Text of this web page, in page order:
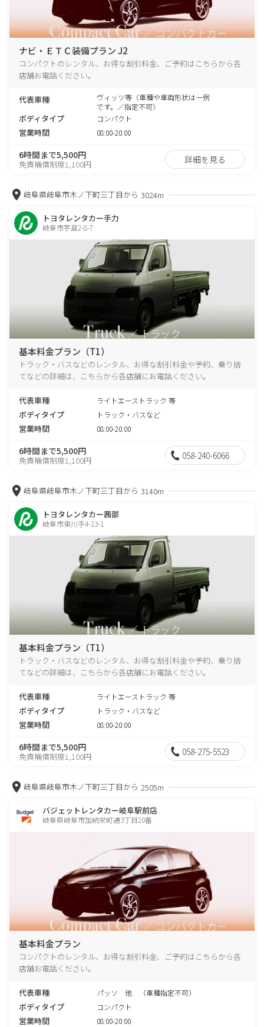
ナビ・ＥＴＣ装備プラン J2
コンパクトのレンタル、お得な割引料金、ご予約はこちらから各
店舗お電話ください。
代表車種
ヴィッツ等（車種や車両形状は一例
です。／指定不可）
ボディタイプ コンパクト
営業時間 08:00-20:00
6時間まで5,500円
免責補償制度1,100円 詳細を見る
岐阜県岐阜市木ノ下町三丁目から 3024m
トヨタレンタカー手力
岐阜市芋島2-8-7
基本料金プラン（T1）
トラック・バスなどのレンタル、お得な割引料金や予約、乗り捨
てなどの詳細は、こちらから各店舗にお電話ください。
代表車種 ライトエーストラック 等
ボディタイプ トラック・バスなど
営業時間 08:00-20:00
6時間まで5,500円
免責補償制度1,100円 058-240-6066
岐阜県岐阜市木ノ下町三丁目から 3140m
トヨタレンタカー茜部
岐阜市東川手4-13-1
基本料金プラン（T1）
トラック・バスなどのレンタル、お得な割引料金や予約、乗り捨
てなどの詳細は、こちらから各店舗にお電話ください。
代表車種 ライトエーストラック 等
ボディタイプ トラック・バスなど
営業時間 08:00-20:00
6時間まで5,500円
免責補償制度1,100円 058-275-5523
岐阜県岐阜市木ノ下町三丁目から 2505m
バジェットレンタカー岐阜駅前店
岐阜県岐阜市加納栄町通3丁目20番
基本料金プラン
コンパクトのレンタル、お得な割引料金、ご予約はこちらから各
店舗お電話ください。
代表車種 パッソ 他 （車種指定不可）
ボディタイプ コンパクト
営業時間 08:00-20:00